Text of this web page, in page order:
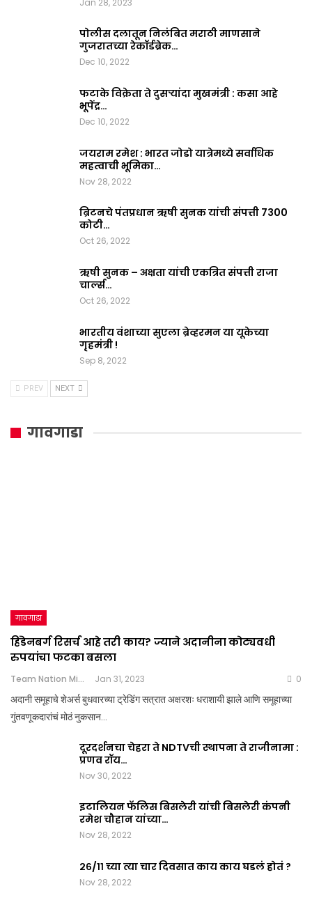
पोलीस दलातून निलंबित मराठी माणसाने
गुजरातच्या रेकॉर्डब्रेक…
Dec 10, 2022
फटाके विक्रेता ते दुसऱ्यांदा मुखमंत्री : कसा आहे
भूपेंद्र…
Dec 10, 2022
जयराम रमेश : भारत जोडो यात्रेमध्ये सर्वाधिक
महत्वाची भूमिका…
Nov 28, 2022
ब्रिटनचे पंतप्रधान ऋषी सुनक यांची संपत्ती 7300
कोटी…
Oct 26, 2022
ऋषी सुनक – अक्षता यांची एकत्रित संपत्ती राजा
चार्ल्स…
Oct 26, 2022
भारतीय वंशाच्या सुएला ब्रेव्हरमन या यूकेच्या
गृहमंत्री !
Sep 8, 2022
PREV NEXT
गावगाडा
गावगाडा
हिंडेनबर्ग रिसर्च आहे तरी काय? ज्याने अदानीना कोट्यवधी
रुपयांचा फटका बसला
Team Nation Mic Jan 31, 2023 0
अदानी समूहाचे शेअर्स बुधवारच्या ट्रेडिंग सत्रात अक्षरशः धराशायी झाले आणि समूहाच्या
गुंतवणूकदारांचं मोठं नुकसान…
दूरदर्शनचा चेहरा ते NDTVची स्थापना ते राजीनामा :
प्रणव रॉय…
Nov 30, 2022
इटालियन फॅलिस बिसलेरी यांची बिसलेरी कंपनी
रमेश चौहान यांच्या…
Nov 28, 2022
२६/११ च्या त्या चार दिवसात काय काय घडलं होतं ?
Nov 28, 2022